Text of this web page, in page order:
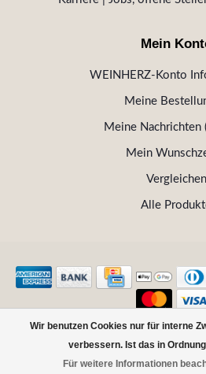
Wir benutzen Cookies nur für interne
verbessern. Ist das in
Für weitere Informationen
Mein
WEINHERZ-Konto
Meine
Meine Nachrichten
Mein
Vergleichen
Alle
© Copyright 2026 WEINHERZ
FILTER